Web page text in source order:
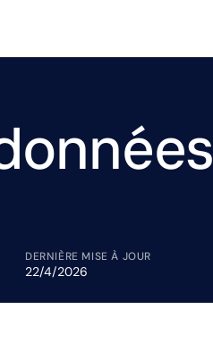
DERNIÈRE MISE À JOUR
22/4/2026